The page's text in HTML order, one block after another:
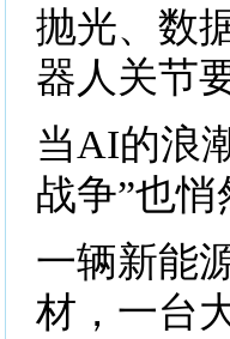
抛光、数
器人关节
当AI的浪
战争”也悄
一辆新能
材，一台